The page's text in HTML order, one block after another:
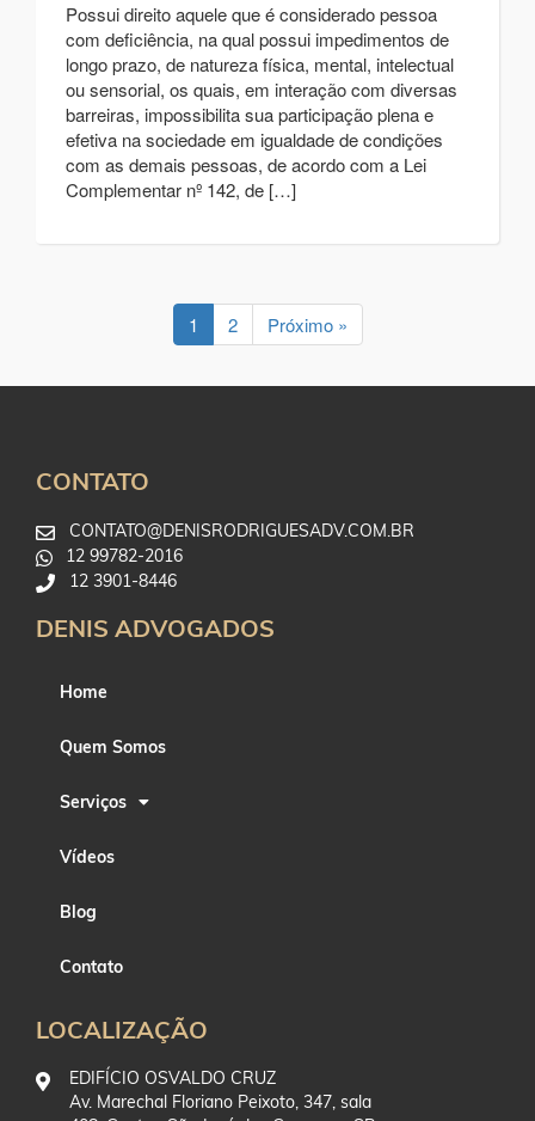
Possui direito aquele que é considerado pessoa
com deficiência, na qual possui impedimentos de
longo prazo, de natureza física, mental, intelectual
ou sensorial, os quais, em interação com diversas
barreiras, impossibilita sua participação plena e
efetiva na sociedade em igualdade de condições
com as demais pessoas, de acordo com a Lei
Complementar nº 142, de […]
1 2 Próximo »
CONTATO
CONTATO@DENISRODRIGUESADV.COM.BR
12 99782-2016
12 3901-8446
DENIS ADVOGADOS
Home
Quem Somos
Serviços
Vídeos
Blog
Contato
LOCALIZAÇÃO
EDIFÍCIO OSVALDO CRUZ
Av. Marechal Floriano Peixoto, 347, sala